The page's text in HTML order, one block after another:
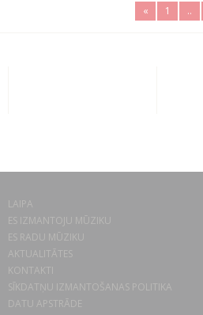
« 1 ..
LAIPA
ES IZMANTOJU MŪZIKU
ES RADU MŪZIKU
AKTUALITĀTES
KONTAKTI
SĪKDATŅU IZMANTOŠANAS POLITIKA
DATU APSTRĀDE